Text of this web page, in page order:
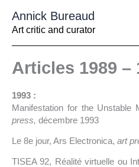
contenu
Annick Bureaud
Art critic and curator
Articles 1989 –
1993 :
Manifestation for the Unstable
press, décembre 1993
Le 8e jour, Ars Electronica, art
TISEA 92, Réalité virtuelle ou